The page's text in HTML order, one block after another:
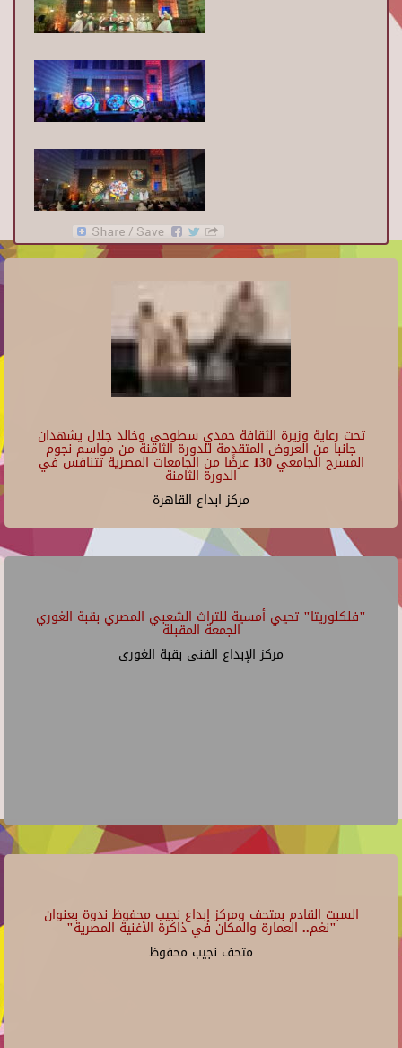
تحت رعاية وزيرة الثقافة حمدي سطوحي وخالد جلال يشهدان
جانبا من العروض المتقدمة للدورة الثامنة من مواسم نجوم
المسرح الجامعي 130 عرضًا من الجامعات المصرية تتنافس في
الدورة الثامنة
مركز ابداع القاهرة
"فلكلوريتا" تحيي أمسية للتراث الشعبي المصري بقبة الغوري
الجمعة المقبلة
مركز الإبداع الفنى بقبة الغورى
السبت القادم بمتحف ومركز إبداع نجيب محفوظ ندوة بعنوان
"نغم.. العمارة والمكان في ذاكرة الأغنية المصرية"
متحف نجيب محفوظ